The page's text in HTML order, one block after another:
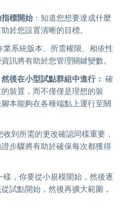
標開始：知道您想要達成什麼
於您設置清晰的目標。
業系統版本、所需權限、相依性
訊將有助於您管理關鍵變數。
後在小型試點群組中進行： 確
裝置，而不僅僅是理想的裝
本能夠在各種端點上運行至關
收到所需的更改確認同樣重要，
步驟將有助於確保每次都獲得
樣，你要從小規模開始，然後逐
試點開始，然後再擴大範圍，